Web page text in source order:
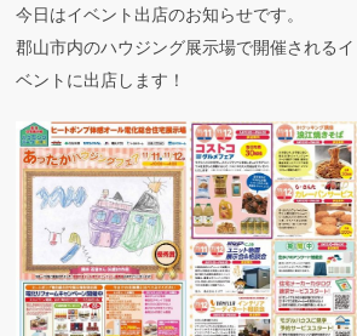
今日はイベント出店のお知らせです。
郡山市内のハウジング展示場で開催されるイ
ベントに出店します！